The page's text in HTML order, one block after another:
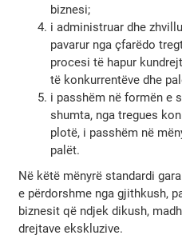
biznesi;
i administruar dhe
pavarur nga çfarëdo
procesi të hapur
të konkurrentëve dhe
i passhëm në formën e
shumta, nga tregues
plotë, i passhëm në
palët.
Në këtë mënyrë standardi
e përdorshme nga gjithkush,
biznesit që ndjek dikush,
drejtave ekskluzive.